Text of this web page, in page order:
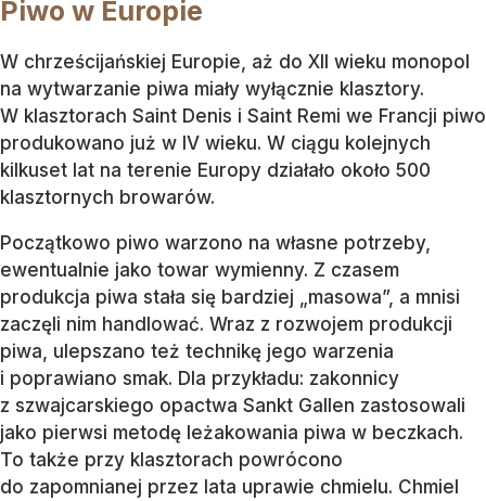
Piwo w Europie
W chrześcijańskiej Europie, aż do XII wieku monopol
na wytwarzanie piwa miały wyłącznie klasztory.
W klasztorach Saint Denis i Saint Remi we Francji piwo
produkowano już w IV wieku. W ciągu kolejnych
kilkuset lat na terenie Europy działało około 500
klasztornych browarów.
Początkowo piwo warzono na własne potrzeby,
ewentualnie jako towar wymienny. Z czasem
produkcja piwa stała się bardziej „masowa”, a mnisi
zaczęli nim handlować. Wraz z rozwojem produkcji
piwa, ulepszano też technikę jego warzenia
i poprawiano smak. Dla przykładu: zakonnicy
z szwajcarskiego opactwa Sankt Gallen zastosowali
jako pierwsi metodę leżakowania piwa w beczkach.
To także przy klasztorach powrócono
do zapomnianej przez lata uprawie chmielu. Chmiel